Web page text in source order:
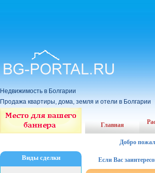
Недвижимость в Болгарии
Продажа квартиры, дома, земля и отели в Болгарии
Виды сделки
Главная
Добро
Если Вас